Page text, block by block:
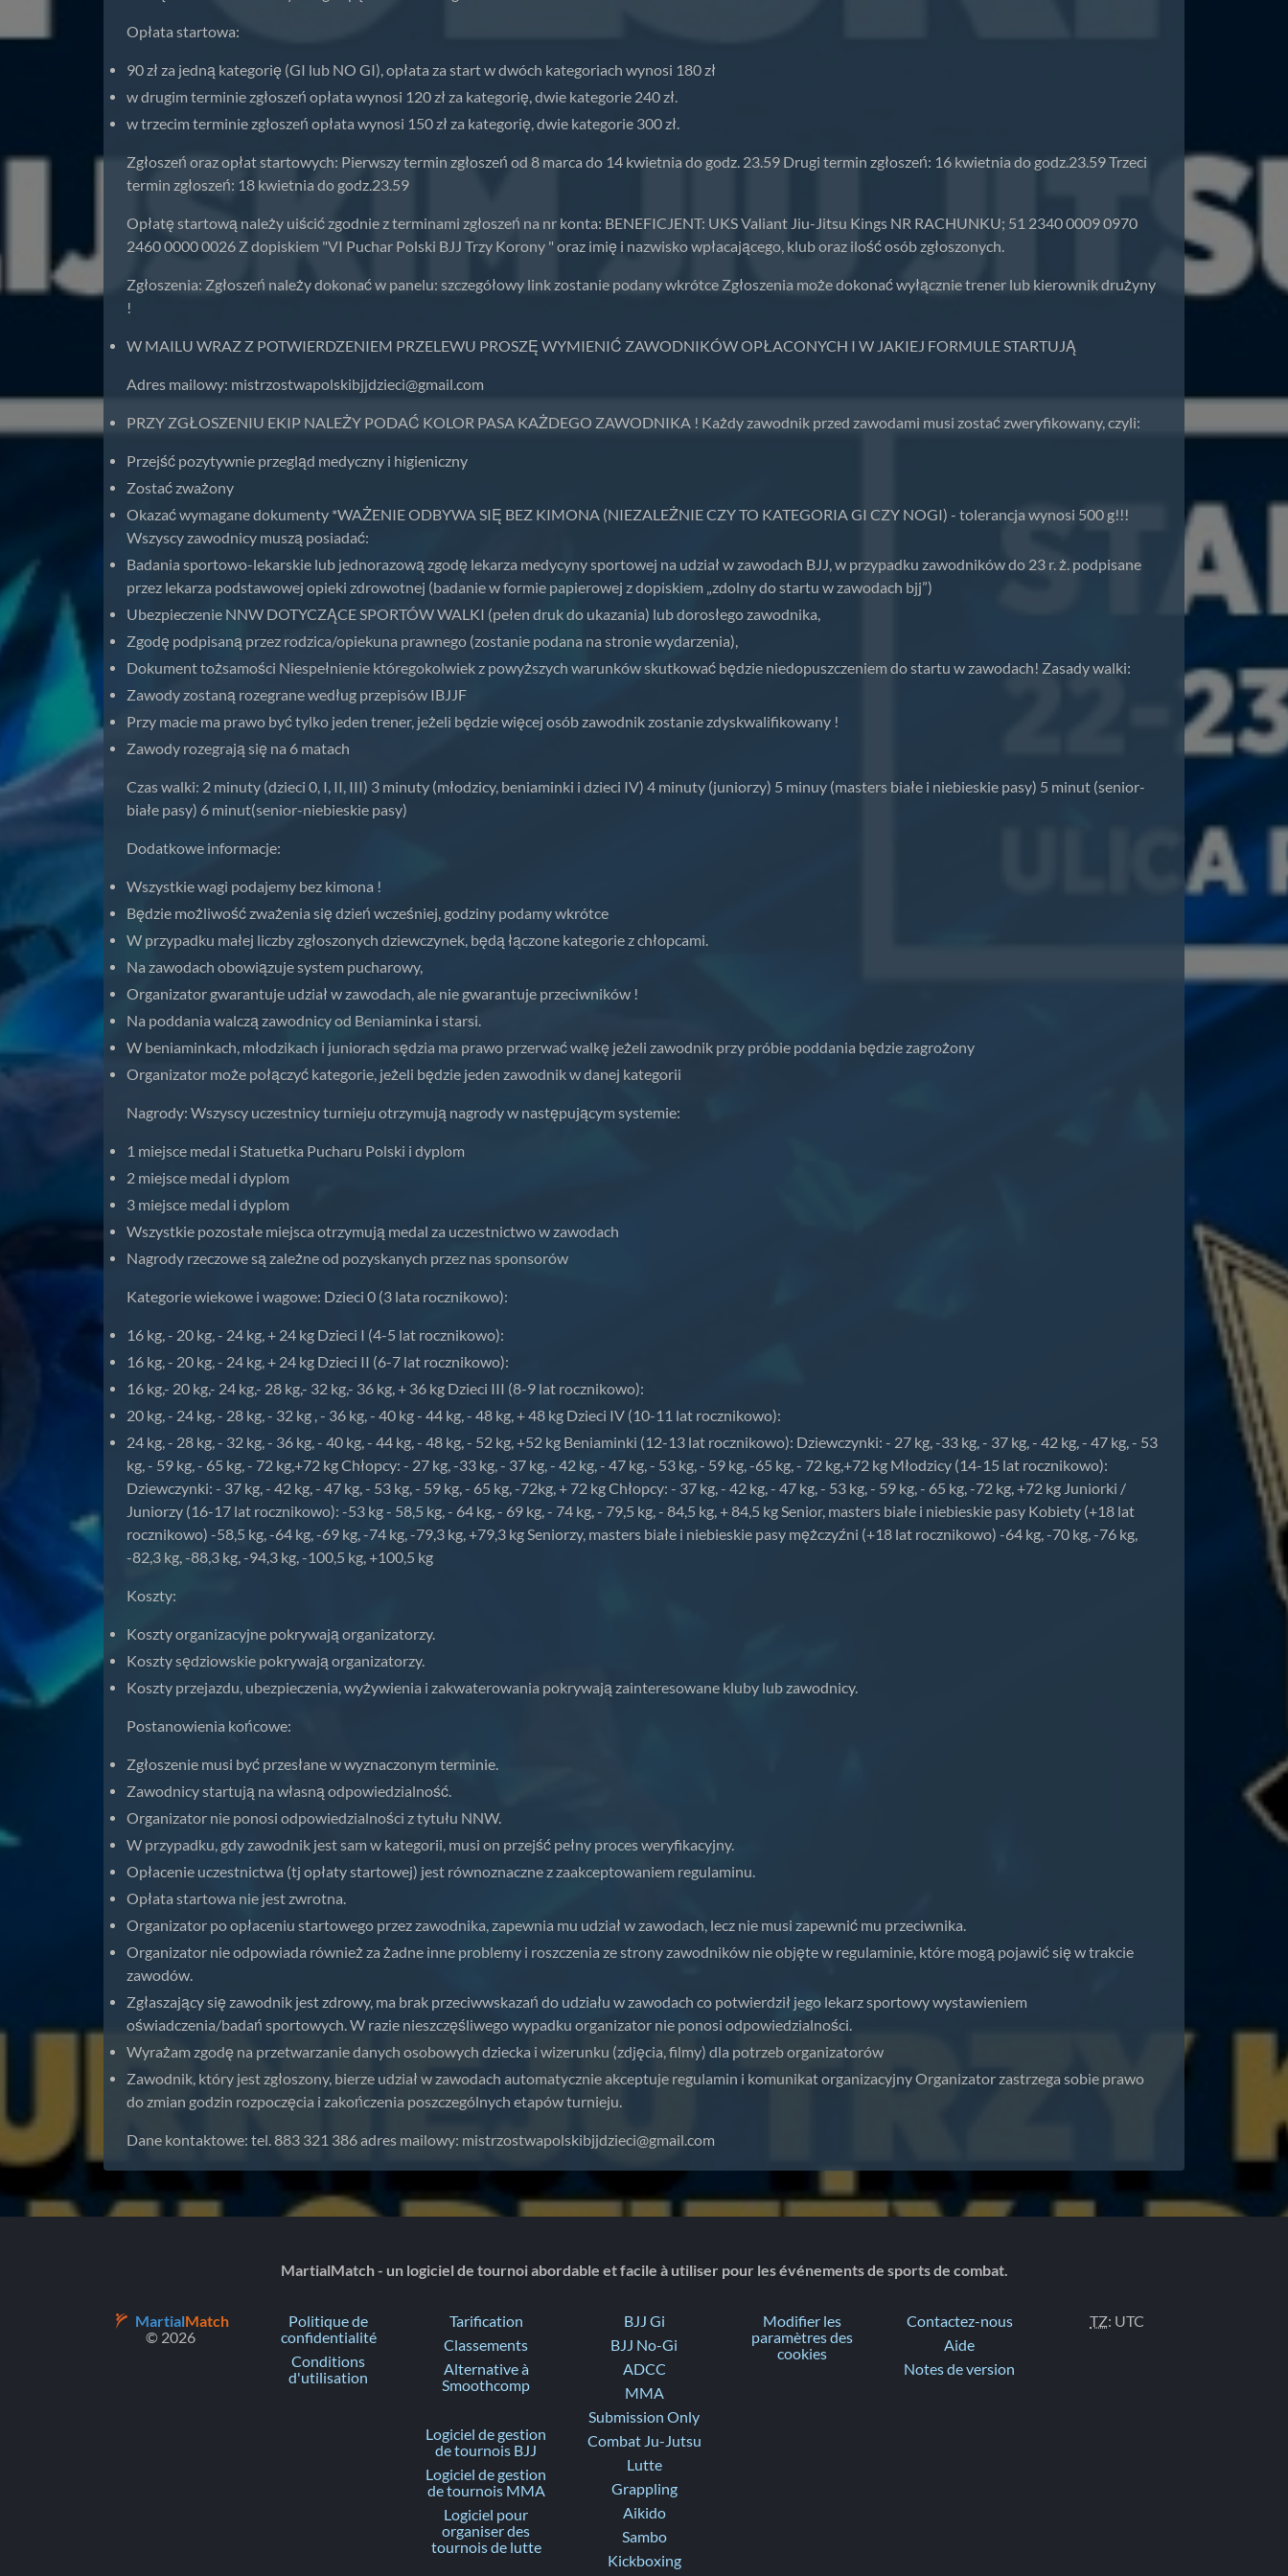
Opłata startowa:
90 zł za jedną kategorię (GI lub NO GI), opłata za start w dwóch kategoriach wynosi 180 zł
w drugim terminie zgłoszeń opłata wynosi 120 zł za kategorię, dwie kategorie 240 zł.
w trzecim terminie zgłoszeń opłata wynosi 150 zł za kategorię, dwie kategorie 300 zł.
Zgłoszeń oraz opłat startowych: Pierwszy termin zgłoszeń od 8 marca do 14 kwietnia do godz. 23.59 Drugi termin zgłoszeń: 16 kwietnia do godz.23.59 Trzeci
termin zgłoszeń: 18 kwietnia do godz.23.59
Opłatę startową należy uiścić zgodnie z terminami zgłoszeń na nr konta: BENEFICJENT: UKS Valiant Jiu-Jitsu Kings NR RACHUNKU; 51 2340 0009 0970
2460 0000 0026 Z dopiskiem "VI Puchar Polski BJJ Trzy Korony " oraz imię i nazwisko wpłacającego, klub oraz ilość osób zgłoszonych.
Zgłoszenia: Zgłoszeń należy dokonać w panelu: szczegółowy link zostanie podany wkrótce Zgłoszenia może dokonać wyłącznie trener lub kierownik drużyny
!
W MAILU WRAZ Z POTWIERDZENIEM PRZELEWU PROSZĘ WYMIENIĆ ZAWODNIKÓW OPŁACONYCH I W JAKIEJ FORMULE STARTUJĄ
Adres mailowy: mistrzostwapolskibjjdzieci@gmail.com
PRZY ZGŁOSZENIU EKIP NALEŻY PODAĆ KOLOR PASA KAŻDEGO ZAWODNIKA ! Każdy zawodnik przed zawodami musi zostać zweryfikowany, czyli:
Przejść pozytywnie przegląd medyczny i higieniczny
Zostać zważony
Okazać wymagane dokumenty *WAŻENIE ODBYWA SIĘ BEZ KIMONA (NIEZALEŻNIE CZY TO KATEGORIA GI CZY NOGI) - tolerancja wynosi 500 g!!!
Wszyscy zawodnicy muszą posiadać:
Badania sportowo-lekarskie lub jednorazową zgodę lekarza medycyny sportowej na udział w zawodach BJJ, w przypadku zawodników do 23 r. ż. podpisane
przez lekarza podstawowej opieki zdrowotnej (badanie w formie papierowej z dopiskiem „zdolny do startu w zawodach bjj”)
Ubezpieczenie NNW DOTYCZĄCE SPORTÓW WALKI (pełen druk do ukazania) lub dorosłego zawodnika,
Zgodę podpisaną przez rodzica/opiekuna prawnego (zostanie podana na stronie wydarzenia),
Dokument tożsamości Niespełnienie któregokolwiek z powyższych warunków skutkować będzie niedopuszczeniem do startu w zawodach! Zasady walki:
Zawody zostaną rozegrane według przepisów IBJJF
Przy macie ma prawo być tylko jeden trener, jeżeli będzie więcej osób zawodnik zostanie zdyskwalifikowany !
Zawody rozegrają się na 6 matach
Czas walki: 2 minuty (dzieci 0, I, II, III) 3 minuty (młodzicy, beniaminki i dzieci IV) 4 minuty (juniorzy) 5 minuy (masters białe i niebieskie pasy) 5 minut (senior-
białe pasy) 6 minut(senior-niebieskie pasy)
Dodatkowe informacje:
Wszystkie wagi podajemy bez kimona !
Będzie możliwość zważenia się dzień wcześniej, godziny podamy wkrótce
W przypadku małej liczby zgłoszonych dziewczynek, będą łączone kategorie z chłopcami.
Na zawodach obowiązuje system pucharowy,
Organizator gwarantuje udział w zawodach, ale nie gwarantuje przeciwników !
Na poddania walczą zawodnicy od Beniaminka i starsi.
W beniaminkach, młodzikach i juniorach sędzia ma prawo przerwać walkę jeżeli zawodnik przy próbie poddania będzie zagrożony
Organizator może połączyć kategorie, jeżeli będzie jeden zawodnik w danej kategorii
Nagrody: Wszyscy uczestnicy turnieju otrzymują nagrody w następującym systemie:
1 miejsce medal i Statuetka Pucharu Polski i dyplom
2 miejsce medal i dyplom
3 miejsce medal i dyplom
Wszystkie pozostałe miejsca otrzymują medal za uczestnictwo w zawodach
Nagrody rzeczowe są zależne od pozyskanych przez nas sponsorów
Kategorie wiekowe i wagowe: Dzieci 0 (3 lata rocznikowo):
16 kg, - 20 kg, - 24 kg, + 24 kg Dzieci I (4-5 lat rocznikowo):
16 kg, - 20 kg, - 24 kg, + 24 kg Dzieci II (6-7 lat rocznikowo):
16 kg,- 20 kg,- 24 kg,- 28 kg,- 32 kg,- 36 kg, + 36 kg Dzieci III (8-9 lat rocznikowo):
20 kg, - 24 kg, - 28 kg, - 32 kg , - 36 kg, - 40 kg - 44 kg, - 48 kg, + 48 kg Dzieci IV (10-11 lat rocznikowo):
24 kg, - 28 kg, - 32 kg, - 36 kg, - 40 kg, - 44 kg, - 48 kg, - 52 kg, +52 kg Beniaminki (12-13 lat rocznikowo): Dziewczynki: - 27 kg, -33 kg, - 37 kg, - 42 kg, - 47 kg, - 53
kg, - 59 kg, - 65 kg, - 72 kg,+72 kg Chłopcy: - 27 kg, -33 kg, - 37 kg, - 42 kg, - 47 kg, - 53 kg, - 59 kg, -65 kg, - 72 kg,+72 kg Młodzicy (14-15 lat rocznikowo):
Dziewczynki: - 37 kg, - 42 kg, - 47 kg, - 53 kg, - 59 kg, - 65 kg, -72kg, + 72 kg Chłopcy: - 37 kg, - 42 kg, - 47 kg, - 53 kg, - 59 kg, - 65 kg, -72 kg, +72 kg Juniorki /
Juniorzy (16-17 lat rocznikowo): -53 kg - 58,5 kg, - 64 kg, - 69 kg, - 74 kg, - 79,5 kg, - 84,5 kg, + 84,5 kg Senior, masters białe i niebieskie pasy Kobiety (+18 lat
rocznikowo) -58,5 kg, -64 kg, -69 kg, -74 kg, -79,3 kg, +79,3 kg Seniorzy, masters białe i niebieskie pasy mężczyźni (+18 lat rocznikowo) -64 kg, -70 kg, -76 kg,
-82,3 kg, -88,3 kg, -94,3 kg, -100,5 kg, +100,5 kg
Koszty:
Koszty organizacyjne pokrywają organizatorzy.
Koszty sędziowskie pokrywają organizatorzy.
Koszty przejazdu, ubezpieczenia, wyżywienia i zakwaterowania pokrywają zainteresowane kluby lub zawodnicy.
Postanowienia końcowe:
Zgłoszenie musi być przesłane w wyznaczonym terminie.
Zawodnicy startują na własną odpowiedzialność.
Organizator nie ponosi odpowiedzialności z tytułu NNW.
W przypadku, gdy zawodnik jest sam w kategorii, musi on przejść pełny proces weryfikacyjny.
Opłacenie uczestnictwa (tj opłaty startowej) jest równoznaczne z zaakceptowaniem regulaminu.
Opłata startowa nie jest zwrotna.
Organizator po opłaceniu startowego przez zawodnika, zapewnia mu udział w zawodach, lecz nie musi zapewnić mu przeciwnika.
Organizator nie odpowiada również za żadne inne problemy i roszczenia ze strony zawodników nie objęte w regulaminie, które mogą pojawić się w trakcie
zawodów.
Zgłaszający się zawodnik jest zdrowy, ma brak przeciwwskazań do udziału w zawodach co potwierdził jego lekarz sportowy wystawieniem
oświadczenia/badań sportowych. W razie nieszczęśliwego wypadku organizator nie ponosi odpowiedzialności.
Wyrażam zgodę na przetwarzanie danych osobowych dziecka i wizerunku (zdjęcia, filmy) dla potrzeb organizatorów
Zawodnik, który jest zgłoszony, bierze udział w zawodach automatycznie akceptuje regulamin i komunikat organizacyjny Organizator zastrzega sobie prawo
do zmian godzin rozpoczęcia i zakończenia poszczególnych etapów turnieju.
Dane kontaktowe: tel. 883 321 386 adres mailowy: mistrzostwapolskibjjdzieci@gmail.com
MartialMatch - un logiciel de tournoi abordable et facile à utiliser pour les événements de sports de combat.
MartialMatch
© 2026
Politique de
confidentialité
Conditions
d'utilisation
Tarification
Classements
Alternative à
Smoothcomp
Logiciel de gestion
de tournois BJJ
Logiciel de gestion
de tournois MMA
Logiciel pour
organiser des
tournois de lutte
BJJ Gi
BJJ No-Gi
ADCC
MMA
Submission Only
Combat Ju-Jutsu
Lutte
Grappling
Aikido
Sambo
Kickboxing
Modifier les
paramètres des
cookies
Contactez-nous
Aide
Notes de version
TZ: UTC